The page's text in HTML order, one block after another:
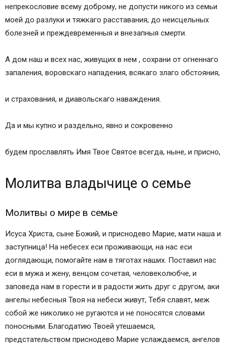
непрекословие всему доброму, не допусти никого из семьи
моей до разлуки и тяжкаго расставания, до неисцельных
болезней и преждевременныя и внезапныя смерти.
А дом наш и всех нас, живущих в нем , сохрани от огненнаго
запаления, воровскаго нападения, всякаго злаго обстояния,
и страхования, и диавольскаго наваждения.
Да и мы купно и раздельно, явно и сокровенно
будем прославлять Имя Твое Святое всегда, ныне, и присно,
Молитва владычице о семье
Молитвы о мире в семье
Исуса Христа, сыне Божий, и приснодево Марие, мати наша и
заступница! На небесех еси проживающи, на нас еси
доглядающи, помогайте нам в тяготах наших. Поставил нас
еси в мужа и жену, венцом сочетая, человеколюбче, и
заповеда нам в горести и в радости жить друг с другом, аки
ангелы небесныя Твоя на небеси живут, Тебя славят, меж
собой же николико не ругаются и не поносятся словами
поносными. Благодатию Твоей утешаемся,
предстательством приснодево Марие услаждаемся, ангелов